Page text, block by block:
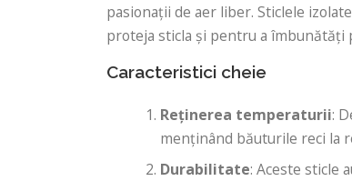
pasionații de aer liber. Sticlele
proteja sticla și pentru a îmbunătăți
Caracteristici cheie
Reținerea temperaturii:
menținând băuturile reci la
Durabilitate: Aceste sticle